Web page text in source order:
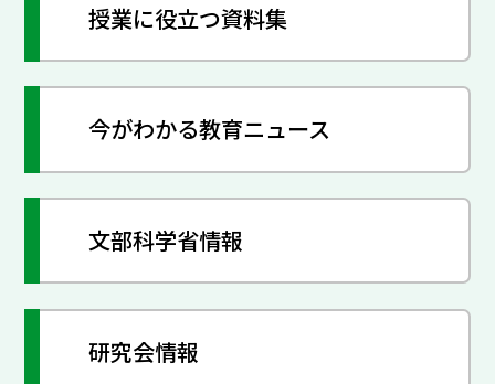
授業に役立つ資料集
今がわかる教育ニュース
文部科学省情報
研究会情報